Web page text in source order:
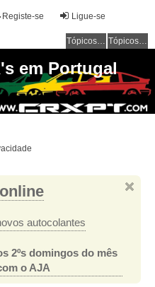
Ligue-se
Registe-se
Tópicos sem resposta Tópicos ativos
em Portugal
autocolantes
2ºs domingos do mês
o AJA